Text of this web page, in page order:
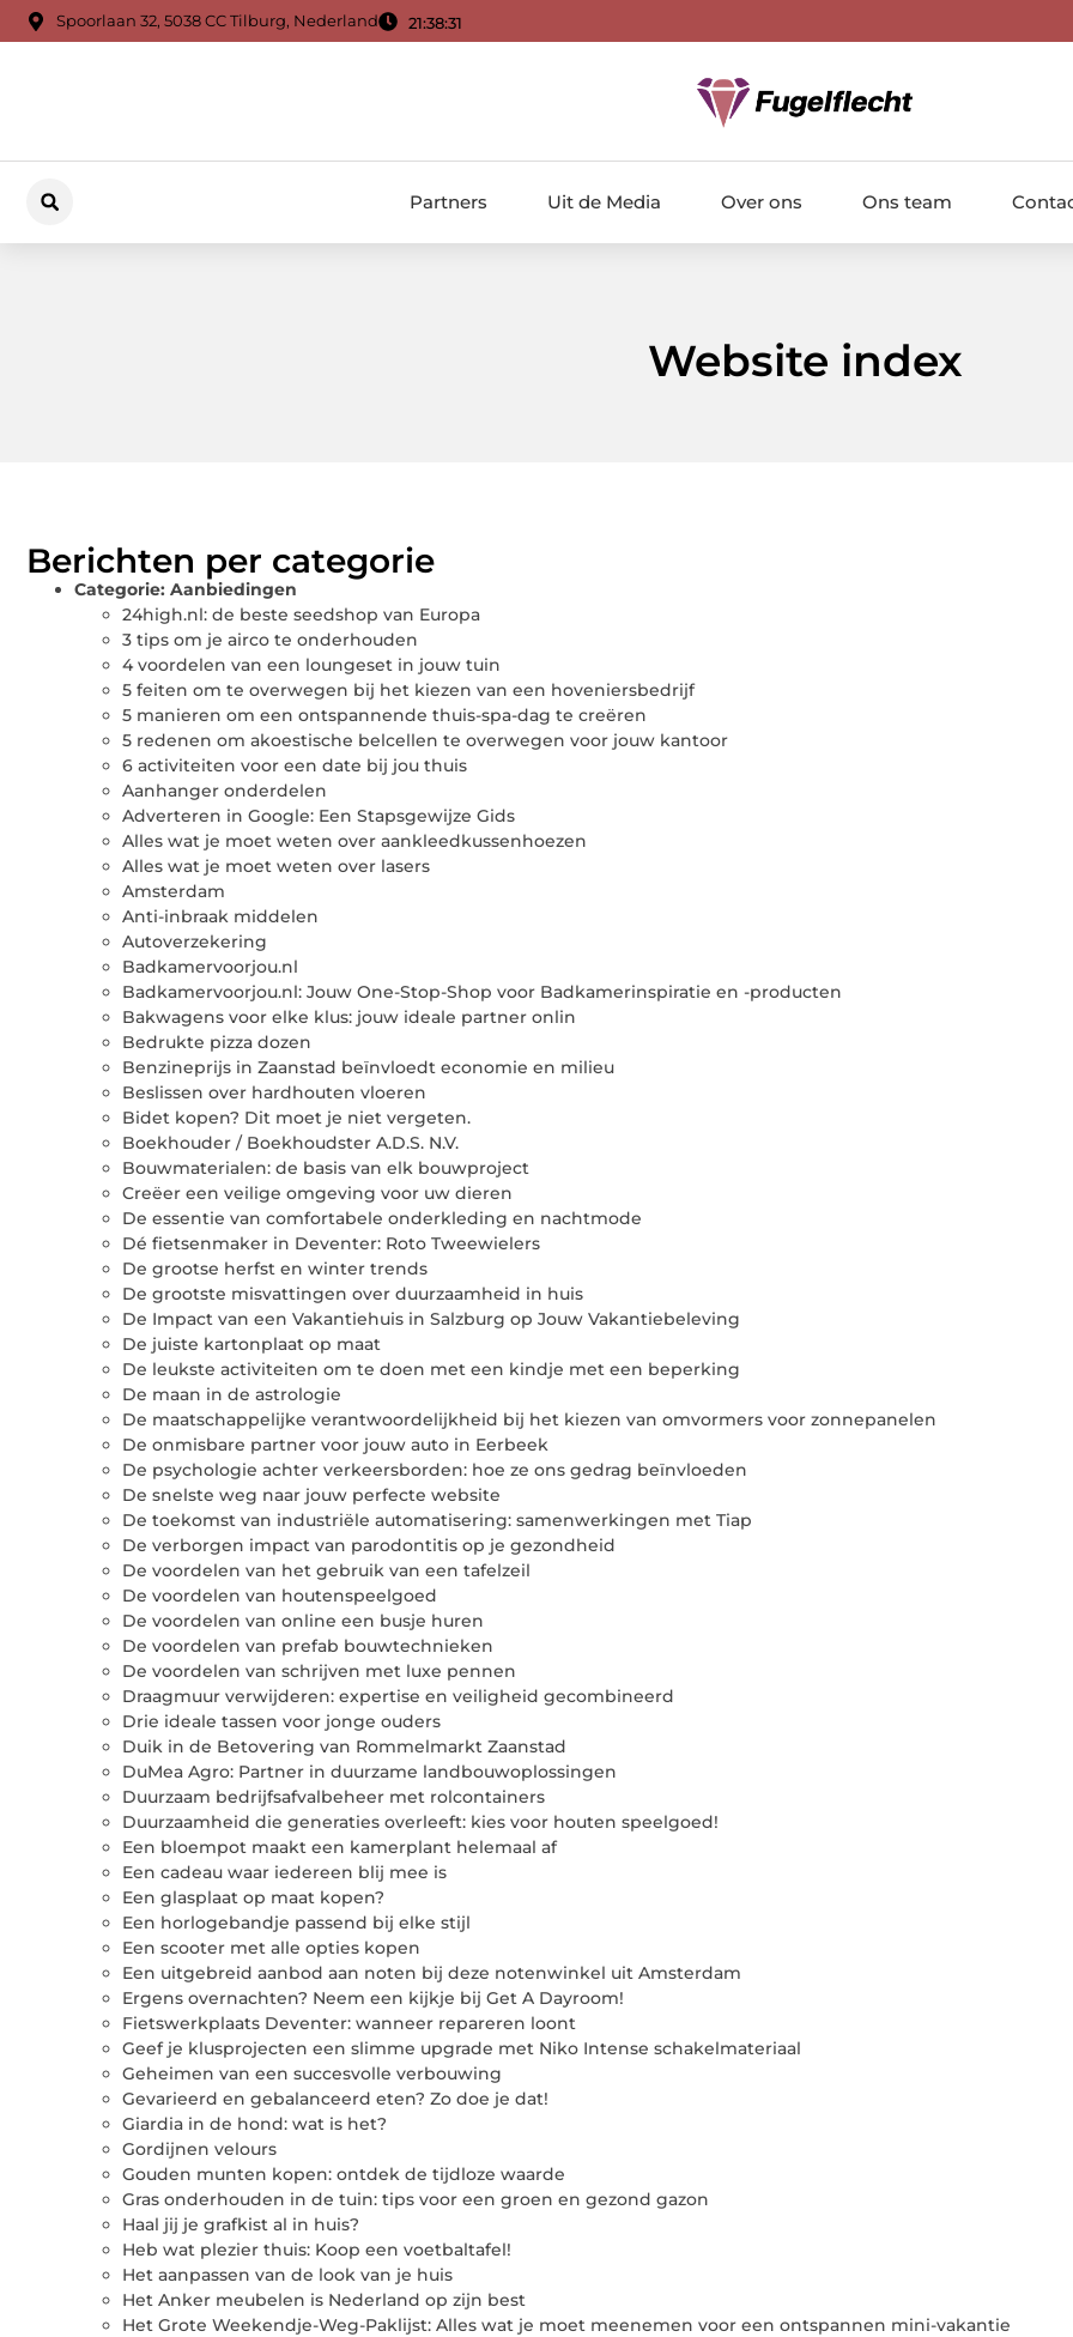
Spoorlaan 32, 5038 CC Tilburg, Nederland 21:38:32
Partners Uit de Media Over ons Ons team
Website index
Berichten per categorie
Categorie: Aanbiedingen
24high.nl: de beste seedshop van Europa
3 tips om je airco te onderhouden
4 voordelen van een loungeset in jouw tuin
5 feiten om te overwegen bij het kiezen van een hoveniersbedrijf
5 manieren om een ontspannende thuis-spa-dag te creëren
5 redenen om akoestische belcellen te overwegen voor jouw kantoor
6 activiteiten voor een date bij jou thuis
Aanhanger onderdelen
Adverteren in Google: Een Stapsgewijze Gids
Alles wat je moet weten over aankleedkussenhoezen
Alles wat je moet weten over lasers
Amsterdam
Anti-inbraak middelen
Autoverzekering
Badkamervoorjou.nl
Badkamervoorjou.nl: Jouw One-Stop-Shop voor Badkamerinspiratie en -producten
Bakwagens voor elke klus: jouw ideale partner onlin
Bedrukte pizza dozen
Benzineprijs in Zaanstad beïnvloedt economie en milieu
Beslissen over hardhouten vloeren
Bidet kopen? Dit moet je niet vergeten.
Boekhouder / Boekhoudster A.D.S. N.V.
Bouwmaterialen: de basis van elk bouwproject
Creëer een veilige omgeving voor uw dieren
De essentie van comfortabele onderkleding en nachtmode
Dé fietsenmaker in Deventer: Roto Tweewielers
De grootse herfst en winter trends
De grootste misvattingen over duurzaamheid in huis
De Impact van een Vakantiehuis in Salzburg op Jouw Vakantiebeleving
De juiste kartonplaat op maat
De leukste activiteiten om te doen met een kindje met een beperking
De maan in de astrologie
De maatschappelijke verantwoordelijkheid bij het kiezen van omvormers voor zonnepanelen
De onmisbare partner voor jouw auto in Eerbeek
De psychologie achter verkeersborden: hoe ze ons gedrag beïnvloeden
De snelste weg naar jouw perfecte website
De toekomst van industriële automatisering: samenwerkingen met Tiap
De verborgen impact van parodontitis op je gezondheid
De voordelen van het gebruik van een tafelzeil
De voordelen van houtenspeelgoed
De voordelen van online een busje huren
De voordelen van prefab bouwtechnieken
De voordelen van schrijven met luxe pennen
Draagmuur verwijderen: expertise en veiligheid gecombineerd
Drie ideale tassen voor jonge ouders
Duik in de Betovering van Rommelmarkt Zaanstad
DuMea Agro: Partner in duurzame landbouwoplossingen
Duurzaam bedrijfsafvalbeheer met rolcontainers
Duurzaamheid die generaties overleeft: kies voor houten speelgoed!
Een bloempot maakt een kamerplant helemaal af
Een cadeau waar iedereen blij mee is
Een glasplaat op maat kopen?
Een horlogebandje passend bij elke stijl
Een scooter met alle opties kopen
Een uitgebreid aanbod aan noten bij deze notenwinkel uit Amsterdam
Ergens overnachten? Neem een kijkje bij Get A Dayroom!
Fietswerkplaats Deventer: wanneer repareren loont
Geef je klusprojecten een slimme upgrade met Niko Intense schakelmateriaal
Geheimen van een succesvolle verbouwing
Gevarieerd en gebalanceerd eten? Zo doe je dat!
Giardia in de hond: wat is het?
Gordijnen velours
Gouden munten kopen: ontdek de tijdloze waarde
Gras onderhouden in de tuin: tips voor een groen en gezond gazon
Haal jij je grafkist al in huis?
Heb wat plezier thuis: Koop een voetbaltafel!
Het aanpassen van de look van je huis
Het Anker meubelen is Nederland op zijn best
Het Grote Weekendje-Weg-Paklijst: Alles wat je moet meenemen voor een ontspannen mini-vakantie